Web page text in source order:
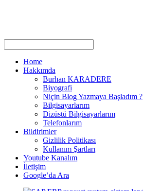
Home
Hakkımda
Burhan KARADERE
Biyografi
Niçin Blog Yazmaya Başladım ?
Bilgisayarlarım
Dizüstü Bilgisayarlarım
Telefonlarım
Bildirimler
Gizlilik Politikası
Kullanım Şartları
Youtube Kanalım
İletişim
Google’da Ara